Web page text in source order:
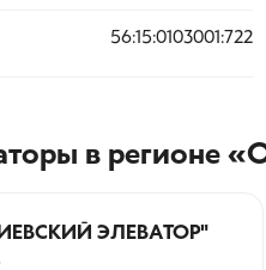
56:15:0103001:722
в регионе
ЭЛЕВАТОР"